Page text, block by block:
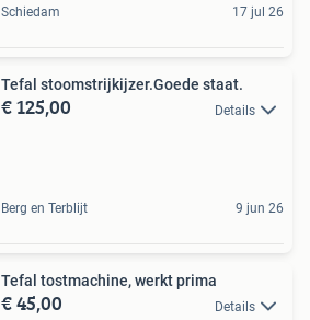
Schiedam 17 jul 26
Tefal stoomstrijkijzer.Goede staat.
€ 125,00 Details
Berg en Terblijt 9 jun 26
Tefal tostmachine, werkt prima
€ 45,00 Details